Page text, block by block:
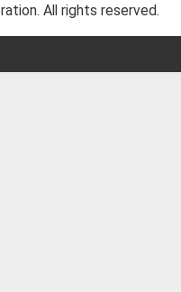
All rights reserved.